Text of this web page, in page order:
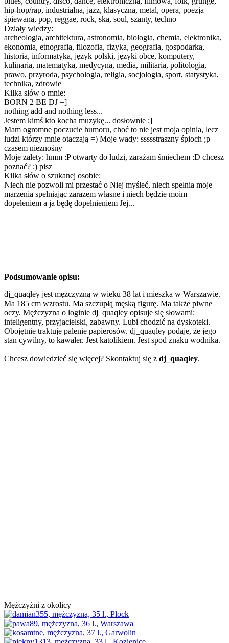
hip-hop/rap, industrialna, jazz, klasyczna, metal, opera, poezja
śpiewana, pop, reggae, rock, ska, soul, szanty, techno
Działy wiedzy:
archeologia, architektura, astronomia, biologia, chemia, elektronika,
ekonomia, etnografia, filozofia, fizyka, geografia, gospodarka,
historia, informatyka, język polski, języki obce, komputery,
kulinaria, matematyka, medycyna, media, militaria, politologia,
prawo, przyroda, psychologia, religia, socjologia, sport, statystyka,
technika, zdrowie
Kilka słów o mnie:
BORN 2 BE DJ =]
nothing add and nothing less...
Jestem kimś kto kocha muzykę... dosłownie :]
Mam ogromne poczucie humoru, choć to nie jest moja opinia, lecz
ludzi którzy mnie otaczają =) Moje wady: ssssstraszny śpioch ;p
czasem nieznośny
Moje zalety: hmm :P otwarty do ludzi, zarażam śmiechem :D chcesz
poznać? :) pisz
Kilka słów o szukanej osobie:
Niech nie pozwoli mi przestać o Niej myśleć, niech spełnia moje
marzenia spełniając zarazem własne i niech będzie moim
dopełeniem a ja będę dopełnieniem Jej...
Podsumowanie opisu:
dj_quaqley jest mężczyzną w wieku 38 lat i mieszka w Warszawie.
Ma 185 cm wzrostu. Ma szczupłą męską figurę. Ma także piwne
oczy. Mężczyzna o loginie dj_quaqley opisuje się słowami:
inteligentny, przyjacielski, zabawny. Lubi chodzić na dyskoteki.
Obojętnie traktuje palenie papierosów. dj_quaqley podaje, że jego
stan cywilny, to kawaler. Jest katolikiem. Jest spod znaku wodnika.
Chcesz dowiedzieć się więcej? Skontaktuj się z dj_quaqley.
Mężczyźni z okolicy